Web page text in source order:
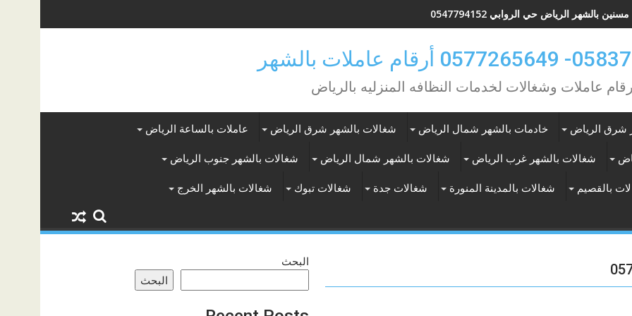
بالشهر الرياض حي الروابي 0547794152
عاملات بالشهر
عاملات وشغالات لخدمات النظافه المنزليه بالرياض
شرق الرياض خادمات بالشهر شمال الرياض شغالات بالشهر شرق الرياض عاملات بالساعة الرياض
شغالات بالشهر غرب الرياض شغالات بالشهر شمال الرياض شغالات بالشهر جنوب الرياض
بالقصيم شغالات بالمدينة المنورة شغالات جدة شغالات تبوك شغالات بالشهر الخرج
البحث
البحث